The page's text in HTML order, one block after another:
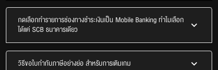
กดเลือกทำรายการช่องทางชำระเงินเป็น Mobile Banking ทำไมเลือก
ได้แค่ SCB ธนาคารเดียว
วิธีขอใบกำกับภาษีอย่างย่อ สำหรับการเติมเกม